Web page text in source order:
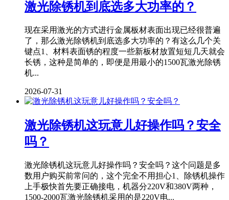
激光除锈机到底选多大功率的？
现在采用激光的方式进行金属板材表面出现已经很普遍
了，那么激光除锈机到底选多大功率的？有这么几个关
键点1、材料表面锈的程度一些新板材放置短短几天就会
长锈，这种是简单的，即便是用最小的1500瓦激光除锈
机...
2026-07-31
激光除锈机这玩意儿好操作吗？安全
吗？
激光除锈机这玩意儿好操作吗？安全吗？这个问题是多
数用户购买前常问的，这个完全不用担心1、除锈机操作
上手极快首先要正确接电，机器分220V和380V两种，
1500-2000瓦激光除锈机采用的是220V电...